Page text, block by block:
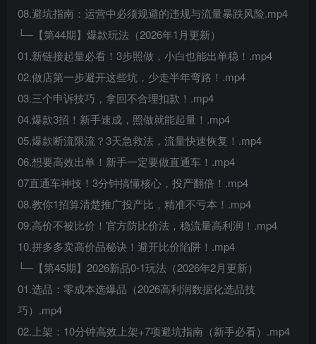
08.避坑指南：运营中必须规避的违规与流量暴跌风险.mp4
└─【第44期】爆款玩法（2026年1月更新）
01.新链接起量必看！3步照做，小白也能出单稳！.mp4
02.做店第一步避开这些坑，少走半年弯路！.mp4
03.三个申诉技巧，拿回不合理扣款！.mp4
04.爆款3招！新手速成，照做就能起量！.mp4
05.爆款断流限流？3天急救法，流量快速恢复！.mp4
06.想要高效出单！新手一定要做直通车！.mp4
07直通车神技！3分钟搞懂核心，投产翻倍！.mp4
08.教你1招算清楚推广投产比，精准不亏本！.mp4
09.高价不被比价！官方防比价法，稳流量高利润！.mp4
10.拼多多卖高价品秘诀！避开比价陷阱！.mp4
└─【第45期】2026新品0-1玩法（2026年2月更新）
01.选品：零成本选爆品（2026高利润数据化选品技
巧）.mp4
02.上架：10分钟高效上架+7项避坑指南（新手必看）.mp4